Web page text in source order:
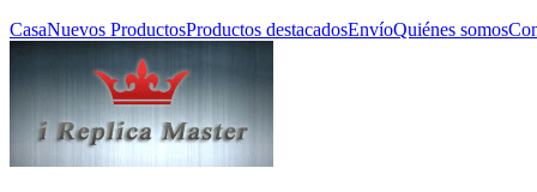
CasaNuevos ProductosProductos destacadosEnvíoQuiénes somos